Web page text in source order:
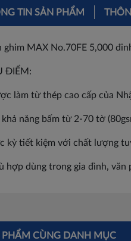
TIN SẢN PHẨM
ghim MAX No.70FE 5,000
ĐIỂM:
làm từ thép cao cấp của
khả năng bấm từ 2-70 tờ
kỳ tiết kiệm với chất lượng
hợp dùng trong gia đình, văn
PHẨM CÙNG DANH MỤC